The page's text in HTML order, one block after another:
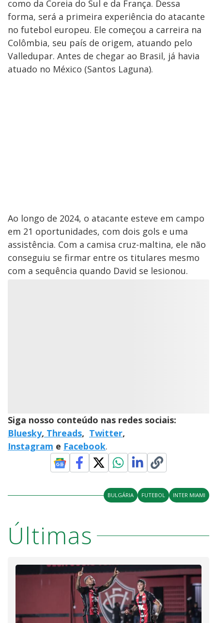
como da Coreia do Sul e da França. Dessa
forma, será a primeira experiência do atacante
no futebol europeu. Ele começou a carreira na
Colômbia, seu país de origem, atuando pelo
Valledupar. Antes de chegar ao Brasil, já havia
atuado no México (Santos Laguna).
Ao longo de 2024, o atacante esteve em campo
em 21 oportunidades, com dois gols e uma
assistência. Com a camisa cruz-maltina, ele não
conseguiu se firmar entre os titulares mesmo
com a sequência quando David se lesionou.
Siga nosso conteúdo nas redes sociais:
Bluesky, Threads, Twitter,
Instagram e Facebook.
BULGÁRIA FUTEBOL INTER MIAMI
Últimas